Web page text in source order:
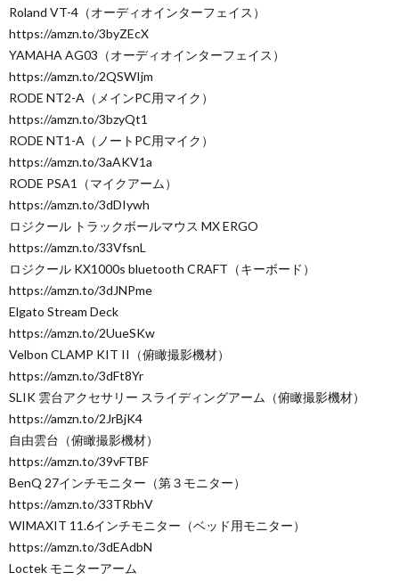
Roland VT-4（オーディオインターフェイス）
https://amzn.to/3byZEcX
YAMAHA AG03（オーディオインターフェイス）
https://amzn.to/2QSWIjm
RODE NT2-A（メインPC用マイク）
https://amzn.to/3bzyQt1
RODE NT1-A（ノートPC用マイク）
https://amzn.to/3aAKV1a
RODE PSA1（マイクアーム）
https://amzn.to/3dDIywh
ロジクール トラックボールマウス MX ERGO
https://amzn.to/33VfsnL
ロジクール KX1000s bluetooth CRAFT（キーボード）
https://amzn.to/3dJNPme
Elgato Stream Deck
https://amzn.to/2UueSKw
Velbon CLAMP KIT II（俯瞰撮影機材）
https://amzn.to/3dFt8Yr
SLIK 雲台アクセサリー スライディングアーム（俯瞰撮影機材）
https://amzn.to/2JrBjK4
自由雲台（俯瞰撮影機材）
https://amzn.to/39vFTBF
BenQ 27インチモニター（第３モニター）
https://amzn.to/33TRbhV
WIMAXIT 11.6インチモニター（ベッド用モニター）
https://amzn.to/3dEAdbN
Loctek モニターアーム